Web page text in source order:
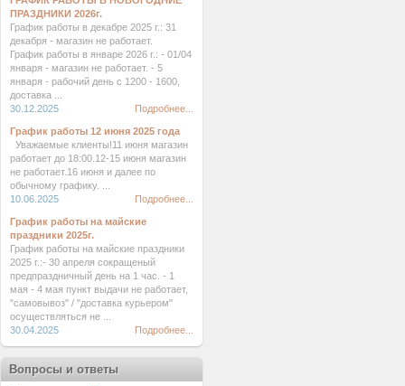
ПРАЗДНИКИ 2026г.
График работы в декабре 2025 г.: 31
декабря - магазин не работает.
График работы в январе 2026 г.: - 01/04
января - магазин не работает. - 5
января - рабочий день с 1200 - 1600,
доставка ...
30.12.2025
Подробнее...
График работы 12 июня 2025 года
Уважаемые клиенты!11 июня магазин
работает до 18:00.12-15 июня магазин
не работает.16 июня и далее по
обычному графику. ...
10.06.2025
Подробнее...
График работы на майские
праздники 2025г.
График работы на майские праздники
2025 г.:- 30 апреля сокращеный
предпраздничный день на 1 час. - 1
мая - 4 мая пункт выдачи не работает,
"самовывоз" / "доставка курьером"
осуществляться не ...
30.04.2025
Подробнее...
Вопросы и ответы